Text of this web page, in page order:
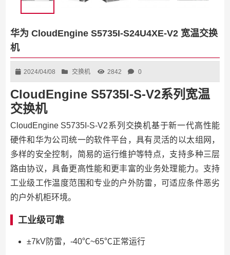
华为 CloudEngine S5735I-S24U4XE-V2 宽温交换
机
2024/04/08 交换机 2842 0
CloudEngine S5735I-S-V2系列宽温
交换机
CloudEngine S5735I-S-V2系列交换机基于新一代高性能
硬件和华为公司统一的软件平台，具有灵活的以太组网，
多样的安全控制，简易的运行维护等特点，支持多种三层
路由协议，具备更高性能和更丰富的业务处理能力。支持
工业级工作温度范围和专业的户外防雷，可适应条件恶劣
的户外机柜环境。
工业级可靠
±7kV防雷，-40℃~65℃正常运行